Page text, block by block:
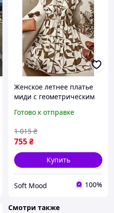
Женское летнее платье
миди с геометрическим
коричнево-белое |
Готово к отправке
755₴
1 015 ₴
Купить
Soft Mood 100%
Смотри также